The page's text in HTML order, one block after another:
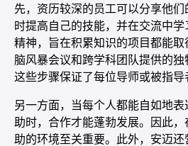
先，资历较深的员工可以分享他
时提高自己的技能，并在交流中
精神，旨在积累知识的项目都能
脑风暴会议和跨学科团队提供的独
这些步骤保证了每位导师或被指导
另一方面，当每个人都能自如地
助时，合作才能蓬勃发展。因此
助的环境至关重要。此外，安迈